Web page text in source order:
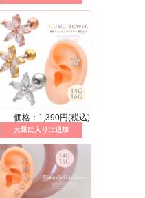
価格：1,390円(税込)